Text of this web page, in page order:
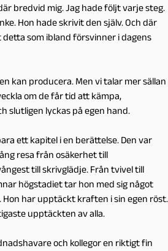
bredvid mig. Jag hade följt varje steg.
Hon hade skrivit den själv. Och där
detta som ibland försvinner i dagens
kan producera. Men vi talar mer sällan
om de får tid att kämpa,
slutligen lyckas på egen hand.
ett kapitel i en berättelse. Den var
resa från osäkerhet till
till skrivglädje. Från tvivel till
högstadiet tar hon med sig något
har upptäckt kraften i sin egen röst.
upptäckten av alla.
och kollegor en riktigt fin